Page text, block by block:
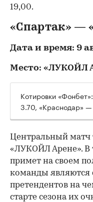
19,00.
«Спартак» —
Дата и время: 9
Место: «ЛУКОЙЛ
Котировки
3.70, «Краснодар»
Центральный матч
«ЛУКОЙЛ Арене». В
примет на своем
команды являются
претендентов на
старте сезона их